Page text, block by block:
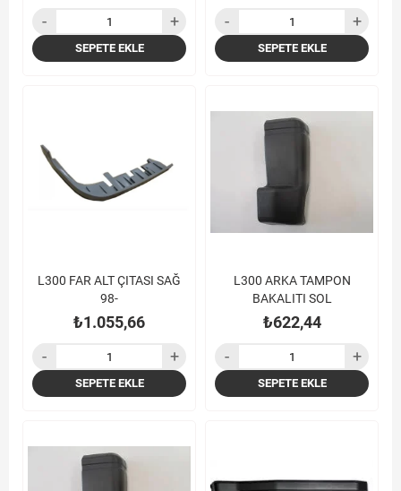
SEPETE EKLE SEPETE EKLE
L300 FAR ALT ÇITASI SAĞ
98-
₺1.055,66
SEPETE EKLE
L300 ARKA TAMPON
BAKALITI SOL
₺622,44
SEPETE EKLE